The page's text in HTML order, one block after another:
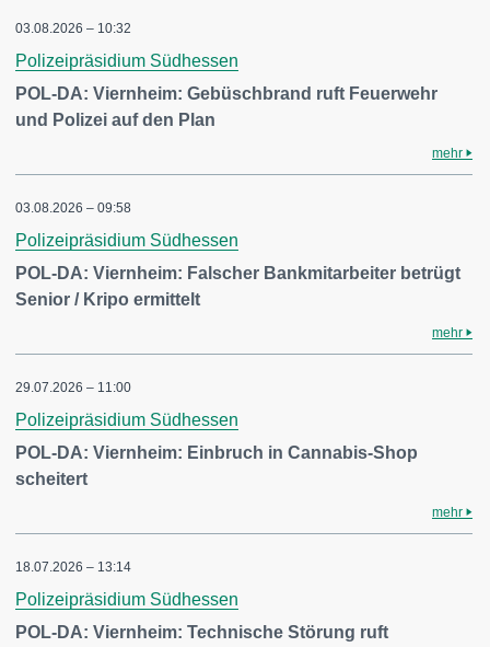
03.08.2026 – 10:32
Polizeipräsidium Südhessen
POL-DA: Viernheim: Gebüschbrand ruft Feuerwehr
und Polizei auf den Plan
mehr
03.08.2026 – 09:58
Polizeipräsidium Südhessen
POL-DA: Viernheim: Falscher Bankmitarbeiter betrügt
Senior / Kripo ermittelt
mehr
29.07.2026 – 11:00
Polizeipräsidium Südhessen
POL-DA: Viernheim: Einbruch in Cannabis-Shop
scheitert
mehr
18.07.2026 – 13:14
Polizeipräsidium Südhessen
POL-DA: Viernheim: Technische Störung ruft